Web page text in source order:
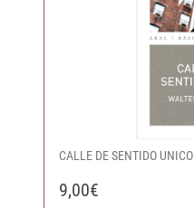
CALLE DE SENTIDO UNICO
9,00€